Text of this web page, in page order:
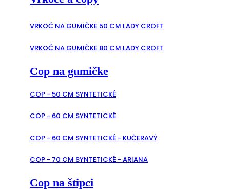
VRKOČ NA GUMIČKE 50 CM LADY CROFT
VRKOČ NA GUMIČKE 80 CM LADY CROFT
Cop na gumičke
COP - 50 CM SYNTETICKÉ
COP - 60 CM SYNTETICKÉ
COP - 60 CM SYNTETICKÉ - KUČERAVÝ
COP - 70 CM SYNTETICKÉ - ARIANA
Cop na štipci